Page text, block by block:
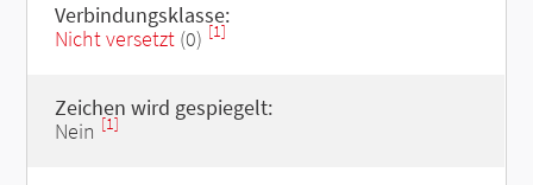
Verbindungsklasse:
Nicht versetzt(0) [1]
Zeichen wird gespiegelt:
Nein [1]